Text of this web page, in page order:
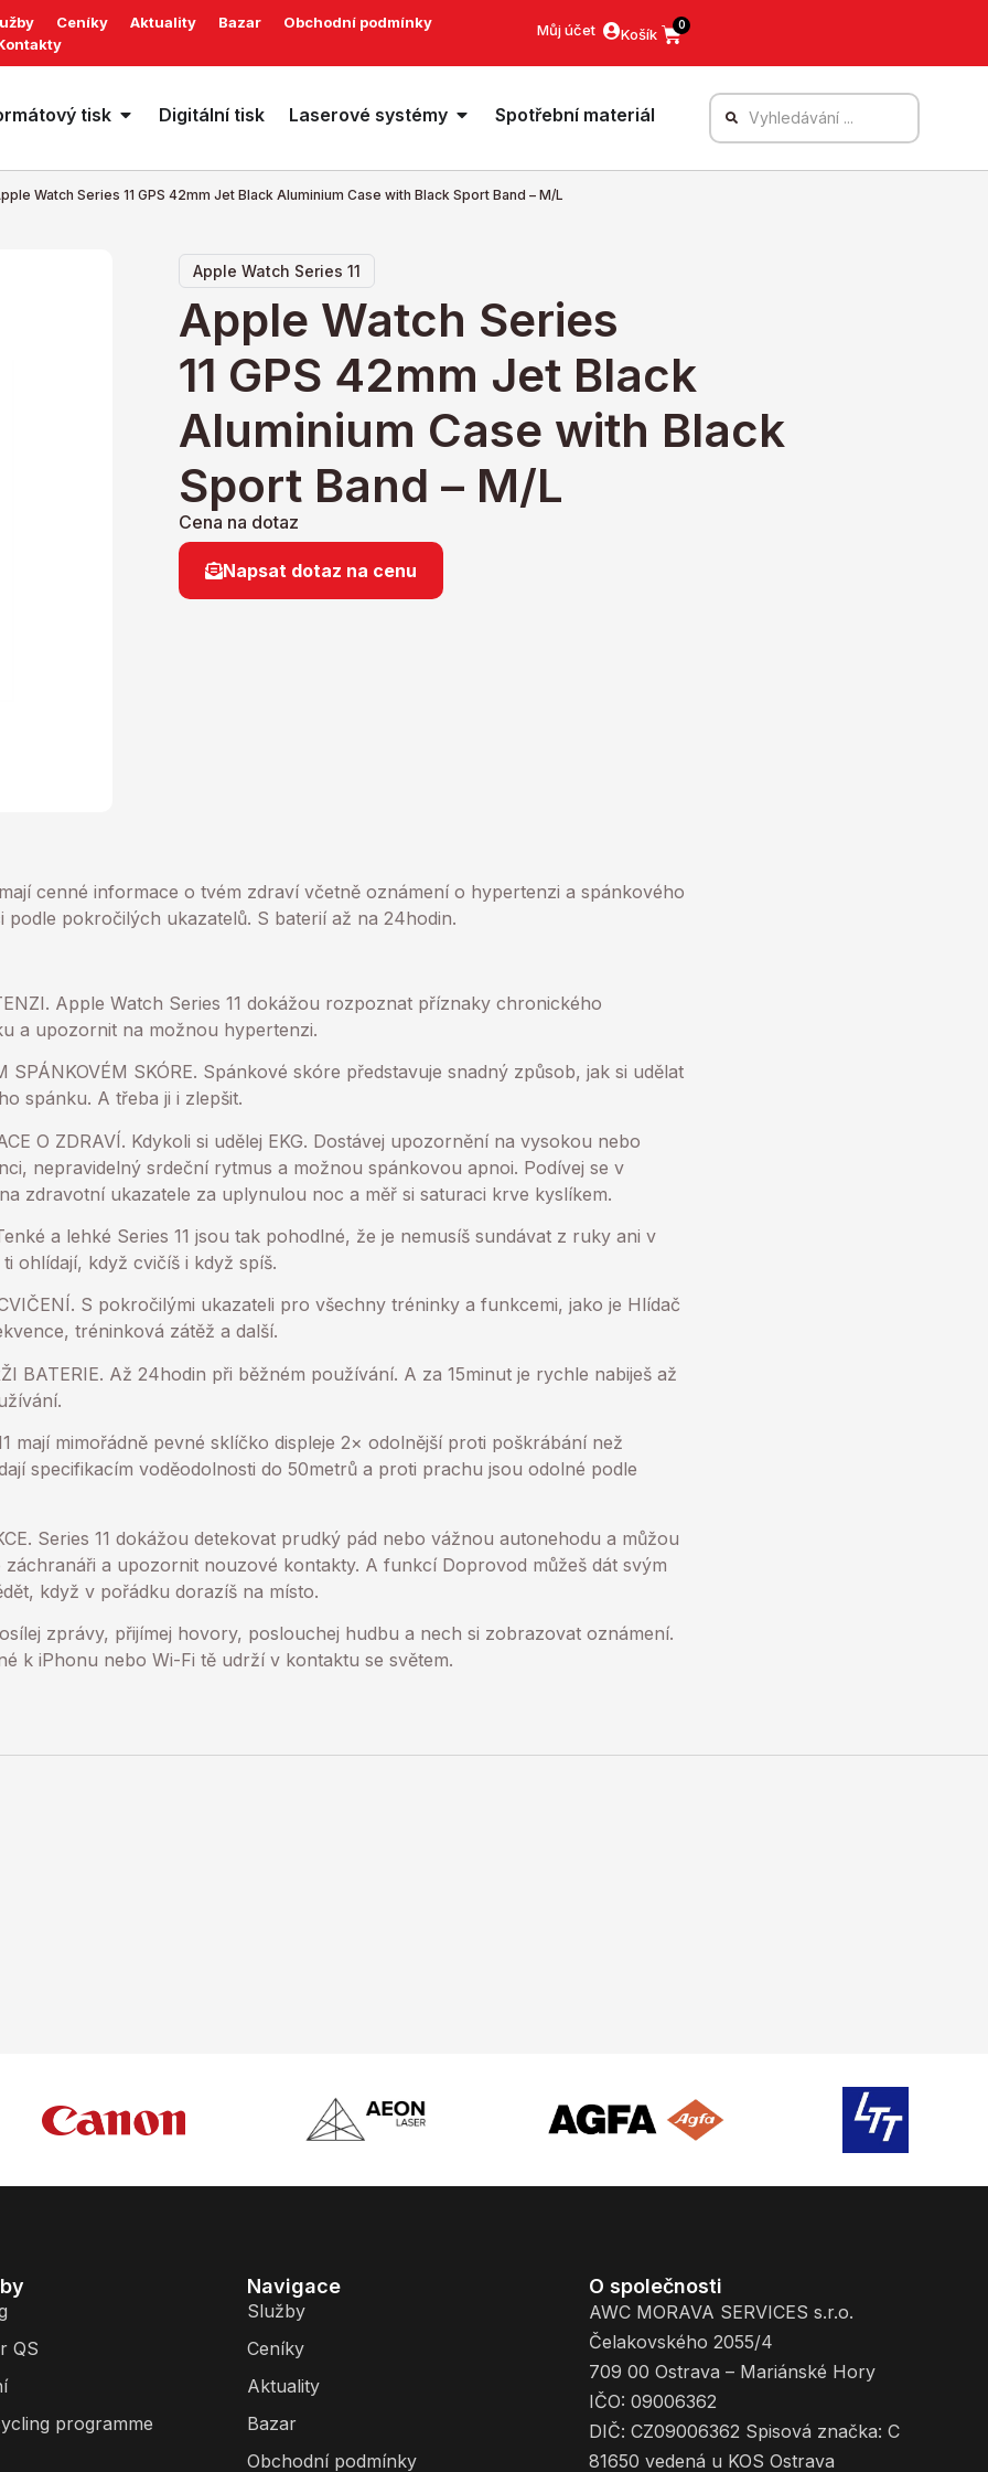
Ceníky Aktuality Bazar
Obchodní podmínky
Můj účet 0
tisk Digitální tisk Laserové systémy Spotřební materiál
Watch Series 11 GPS 42mm Jet Black Aluminium Case with Black Sport Band – M/L
Apple Watch Series 11
Apple Watch Series
11 GPS 42mm Jet Black
Aluminium Case with Black
Sport Band – M/L
Cena na dotaz
Napsat dotaz na cenu
cenné informace o tvém zdraví včetně oznámení o hypertenzi a spánkového
podle pokročilých ukazatelů. S baterií až na 24hodin.
Apple Watch Series 11 dokážou rozpoznat příznaky chronického
a upozornit na možnou hypertenzi.
SPÁNKOVÉM SKÓRE. Spánkové skóre představuje snadný způsob, jak si udělat
spánku. A třeba ji i zlepšit.
O ZDRAVÍ. Kdykoli si udělej EKG. Dostávej upozornění na vysokou nebo
nepravidelný srdeční rytmus a možnou spánkovou apnoi. Podívej se v
zdravotní ukazatele za uplynulou noc a měř si saturaci krve kyslíkem.
a lehké Series 11 jsou tak pohodlné, že je nemusíš sundávat z ruky ani v
ohlídají, když cvičíš i když spíš.
S pokročilými ukazateli pro všechny tréninky a funkcemi, jako je Hlídač
tréninková zátěž a další.
BATERIE. Až 24hodin při běžném používání. A za 15minut je rychle nabiješ až
mají mimořádně pevné sklíčko displeje 2× odolnější proti poškrábání než
specifikacím voděodolnosti do 50metrů a proti prachu jsou odolné podle
Series 11 dokážou detekovat prudký pád nebo vážnou autonehodu a můžou
záchranáři a upozornit nouzové kontakty. A funkcí Doprovod můžeš dát svým
když v pořádku dorazíš na místo.
zprávy, přijímej hovory, poslouchej hudbu a nech si zobrazovat oznámení.
k iPhonu nebo Wi-Fi tě udrží v kontaktu se světem.
QS
programme
Navigace
Služby
Ceníky
Aktuality
Bazar
Obchodní podmínky
O společnosti
AWC MORAVA SERVICES s.r.o.
Čelakovského 2055/4
709 00 Ostrava – Mariánské Hory
IČO: 09006362
DIČ: CZ09006362 Spisová značka: C
81650 vedená u KOS Ostrava